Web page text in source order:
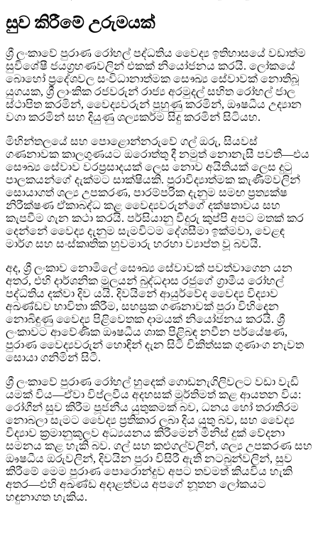
සුව කිරීමේ උරුමයක්
ශ්‍රී ලංකාවේ පුරාණ රෝහල් පද්ධතිය වෛද්‍ය ඉතිහාසයේ වඩාත්ම
සුවිශේෂී ජයග්‍රහණවලින් එකක් නියෝජනය කරයි. ලෝකයේ
බොහෝ ප්‍රදේශවල සංවිධානාත්මක සෞඛ්‍ය සේවාවක් නොතිබූ
යුගයක, ශ්‍රී ලාංකික රජවරුන් රාජ්‍ය අරමුදල් සහිත රෝහල් ජාල
ස්ථාපිත කරමින්, වෛද්‍යවරුන් පුහුණු කරමින්, ඖෂධීය උද්‍යාන
වගා කරමින් සහ දියුණු ශල්‍යකර්ම සිදු කරමින් සිටියහ.
මිහින්තලයේ සහ පොළොන්නරුවේ ගල් ඔරු, සියවස්
ගණනාවක කාලගුණයට ඔරොත්තු දී නමුත් නොනැසී පවතී—එය
සෞඛ්‍ය සේවාව වරප්‍රසාදයක් ලෙස නොව අයිතියක් ලෙස දුටු
පාලකයන්ගේ දැක්මට සාක්ෂියකි. පුරාවිද්‍යාත්මක කැණීම්වලින්
සොයාගත් ශල්‍ය උපකරණ, පාරම්පරික දැනුම සමඟ ප්‍රත්‍යක්ෂ
නිරීක්ෂණ ඒකාබද්ධ කළ වෛද්‍යවරුන්ගේ දක්ෂතාවය සහ
කැපවීම ගැන කථා කරයි. පර්සියානු වීදුරු කුප්පි අපට මතක් කර
දෙන්නේ වෛද්‍ය දැනුම සැමවිටම දේශසීමා ඉක්මවා, වෙළඳ
මාර්ග සහ සංස්කෘතික හුවමාරු හරහා ව්‍යාප්ත වූ බවයි.
අද, ශ්‍රී ලංකාව නොමිලේ සෞඛ්‍ය සේවාවක් පවත්වාගෙන යන
අතර, එහි දාර්ශනික මූලයන් බුද්ධදාස රජුගේ ග්‍රාමීය රෝහල්
පද්ධතිය දක්වා දිව යයි. දිවයිනේ ආයුර්වේද වෛද්‍ය විද්‍යාව
අඛණ්ඩව භාවිතා කිරීම, සහස්‍රක ගණනාවක් පුරා විහිදෙන
නොබිඳුණු වෛද්‍ය පිළිවෙතක දාමයක් නියෝජනය කරයි. ශ්‍රී
ලංකාවට ආවේණික ඖෂධීය ශාක පිළිබඳ නවීන පර්යේෂණ,
පුරාණ වෛද්‍යවරුන් හොඳින් දැන සිටි චිකිත්සක ගුණාංග නැවත
සොයා ගනිමින් සිටී.
ශ්‍රී ලංකාවේ පුරාණ රෝහල් හුදෙක් ගොඩනැගිලිවලට වඩා වැඩි
යමක් විය—ඒවා විප්ලවීය අදහසක් මූර්තිමත් කළ ආයතන විය:
රෝගීන් සුව කිරීම පූජනීය යුතුකමක් බව, ධනය හෝ තරාතිරම
නොබලා සැමට වෛද්‍ය ප්‍රතිකාර ලබා දිය යුතු බව, සහ වෛද්‍ය
විද්‍යාව ක්‍රමානුකූලව අධ්‍යයනය කිරීමෙන් මිනිස් දුක් වේදනා
සමනය කළ හැකි බව. ගල් සහ කළුගල්වලින්, ශල්‍ය උපකරණ සහ
ඖෂධීය ඔරුවලින්, දිවයින පුරා විසිරී ඇති නටබුන්වලින්, සුව
කිරීමේ මෙම පුරාණ පොරොන්දුව අපට තවමත් කියවිය හැකි
අතර—එහි අඛණ්ඩ අදාළත්වය අපගේ නූතන ලෝකයට
හඳුනාගත හැකිය.